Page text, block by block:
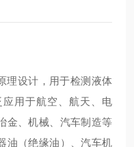
理设计，用于检测液体
用于航空、航天、电
金、机械、汽车制造等
油（绝缘油）、汽车机